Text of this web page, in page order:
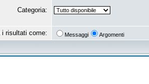
Categoria:
i risultati come: Messaggi Argomenti